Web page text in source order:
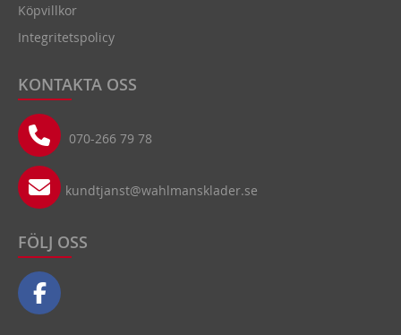
Köpvillkor
Integritetspolicy
KONTAKTA OSS
070-266 79 78
kundtjanst@wahlmansklader.se
FÖLJ OSS